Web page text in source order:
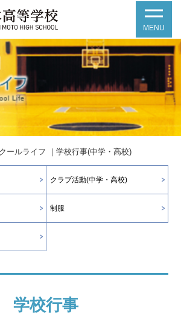
MENU
ールライフ ｜学校行事(中学・高校)
クラブ活動(中学・高校)
制服
学校行事